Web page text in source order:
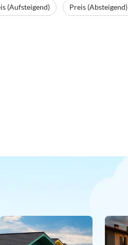
(Aufsteigend) Preis (Absteigend)